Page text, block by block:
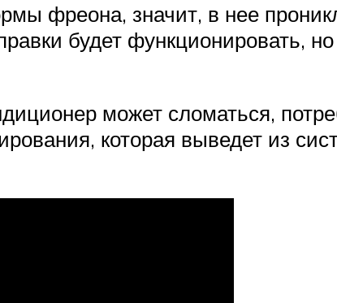
фреона, значит, в нее
будет функционировать,
может сломаться,
которая выведет из